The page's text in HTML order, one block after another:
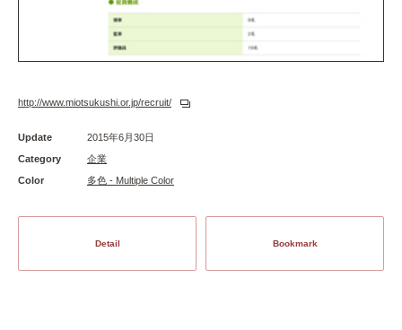
http://www.miotsukushi.or.jp/recruit/
Update
2015年6月30日
Category
企業
Color
多色 - Multiple Color
Detail Bookmark